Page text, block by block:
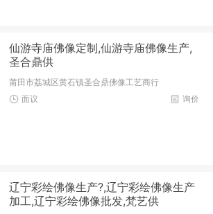
仙游寺庙佛像定制,仙游寺庙佛像生产,
圣合鼎供
莆田市荔城区黄石镇圣合鼎佛像工艺商行
询价
面议
辽宁彩绘佛像生产?,辽宁彩绘佛像生产
加工,辽宁彩绘佛像批发,梵艺供